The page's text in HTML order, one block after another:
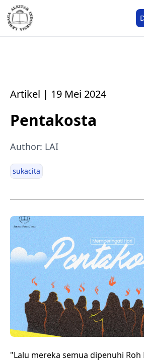
Artikel | 19 Mei 2024
Pentakosta
Author: LAI
sukacita
"Lalu mereka semua dipenuhi